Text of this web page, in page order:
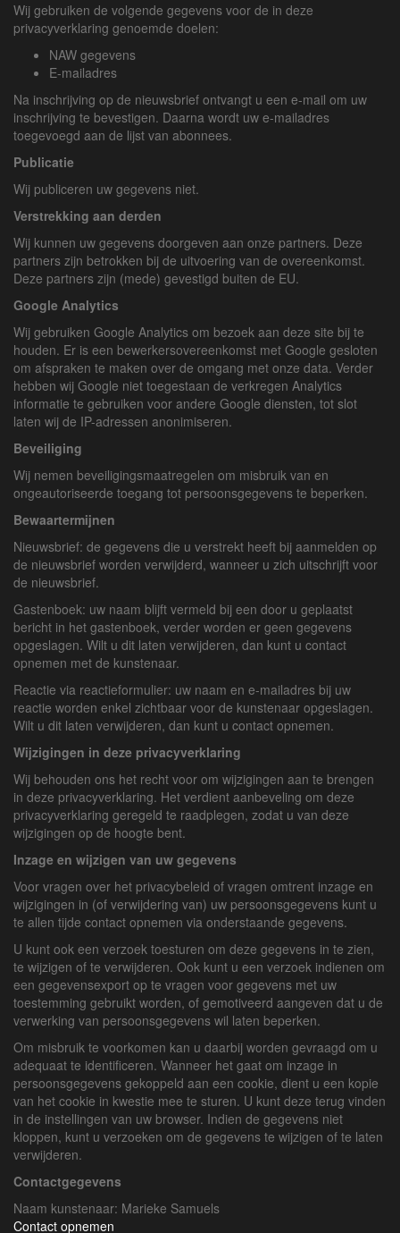
Wij gebruiken de volgende gegevens voor de in deze
privacyverklaring genoemde doelen:
NAW gegevens
E-mailadres
Na inschrijving op de nieuwsbrief ontvangt u een e-mail om uw
inschrijving te bevestigen. Daarna wordt uw e-mailadres
toegevoegd aan de lijst van abonnees.
Publicatie
Wij publiceren uw gegevens niet.
Verstrekking aan derden
Wij kunnen uw gegevens doorgeven aan onze partners. Deze
partners zijn betrokken bij de uitvoering van de overeenkomst.
Deze partners zijn (mede) gevestigd buiten de EU.
Google Analytics
Wij gebruiken Google Analytics om bezoek aan deze site bij te
houden. Er is een bewerkersovereenkomst met Google gesloten
om afspraken te maken over de omgang met onze data. Verder
hebben wij Google niet toegestaan de verkregen Analytics
informatie te gebruiken voor andere Google diensten, tot slot
laten wij de IP-adressen anonimiseren.
Beveiliging
Wij nemen beveiligingsmaatregelen om misbruik van en
ongeautoriseerde toegang tot persoonsgegevens te beperken.
Bewaartermijnen
Nieuwsbrief: de gegevens die u verstrekt heeft bij aanmelden op
de nieuwsbrief worden verwijderd, wanneer u zich uitschrijft voor
de nieuwsbrief.
Gastenboek: uw naam blijft vermeld bij een door u geplaatst
bericht in het gastenboek, verder worden er geen gegevens
opgeslagen. Wilt u dit laten verwijderen, dan kunt u contact
opnemen met de kunstenaar.
Reactie via reactieformulier: uw naam en e-mailadres bij uw
reactie worden enkel zichtbaar voor de kunstenaar opgeslagen.
Wilt u dit laten verwijderen, dan kunt u contact opnemen.
Wijzigingen in deze privacyverklaring
Wij behouden ons het recht voor om wijzigingen aan te brengen
in deze privacyverklaring. Het verdient aanbeveling om deze
privacyverklaring geregeld te raadplegen, zodat u van deze
wijzigingen op de hoogte bent.
Inzage en wijzigen van uw gegevens
Voor vragen over het privacybeleid of vragen omtrent inzage en
wijzigingen in (of verwijdering van) uw persoonsgegevens kunt u
te allen tijde contact opnemen via onderstaande gegevens.
U kunt ook een verzoek toesturen om deze gegevens in te zien,
te wijzigen of te verwijderen. Ook kunt u een verzoek indienen om
een gegevensexport op te vragen voor gegevens met uw
toestemming gebruikt worden, of gemotiveerd aangeven dat u de
verwerking van persoonsgegevens wil laten beperken.
Om misbruik te voorkomen kan u daarbij worden gevraagd om u
adequaat te identificeren. Wanneer het gaat om inzage in
persoonsgegevens gekoppeld aan een cookie, dient u een kopie
van het cookie in kwestie mee te sturen. U kunt deze terug vinden
in de instellingen van uw browser. Indien de gegevens niet
kloppen, kunt u verzoeken om de gegevens te wijzigen of te laten
verwijderen.
Contactgegevens
Naam kunstenaar: Marieke Samuels
Contact opnemen